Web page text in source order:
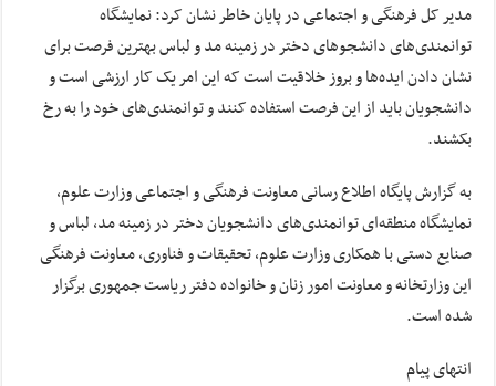
مدیر کل فرهنگی و اجتماعی در پایان خاطر نشان کرد: نمایشگاه
توانمندی‌های دانشجوهای دختر در زمینه مد و لباس بهترین فرصت برای
نشان دادن ایده‌ها و بروز خلاقیت است که این امر یک کار ارزشی است و
دانشجویان باید از این فرصت استفاده کنند و توانمندی‌های خود را به رخ
بکشند.
به گزارش پایگاه اطلاع رسانی معاونت فرهنگی و اجتماعی وزارت علوم،
نمایشگاه منطقه‌ای توانمندی‌های دانشجویان دختر در زمینه مد، لباس و
صنایع دستی با همکاری وزارت علوم، تحقیقات و فناوری، معاونت فرهنگی
این وزارتخانه و معاونت امور زنان و خانواده دفتر ریاست جمهوری برگزار
شده است.
انتهای پیام